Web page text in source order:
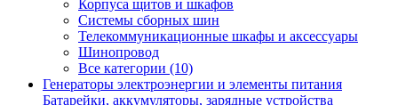
Корпуса щитов и шкафов
Системы сборных шин
Телекоммуникационные шкафы и аксессуары
Шинопровод
Все категории (10)
Генераторы электроэнергии и элементы питания
Батарейки, аккумуляторы, зарядные устройства